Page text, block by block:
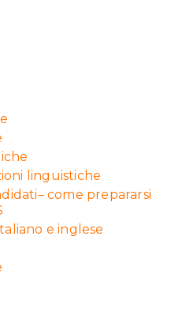
linguistiche
come prepararsi
e inglese